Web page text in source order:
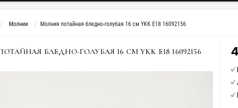
Молнии Молния потайная бледно-голубая 16 см YKK E18 16092156
БЛЕДНО-ГОЛУБАЯ 16 СМ YKK E18 16092156